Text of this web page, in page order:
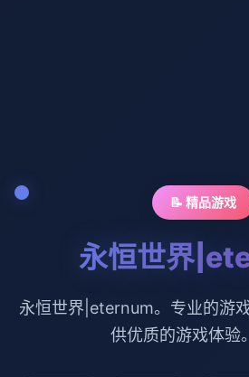
📝 精品游戏
永恒世界
永恒世界|eternum。专业的游
供优质的游戏体验。